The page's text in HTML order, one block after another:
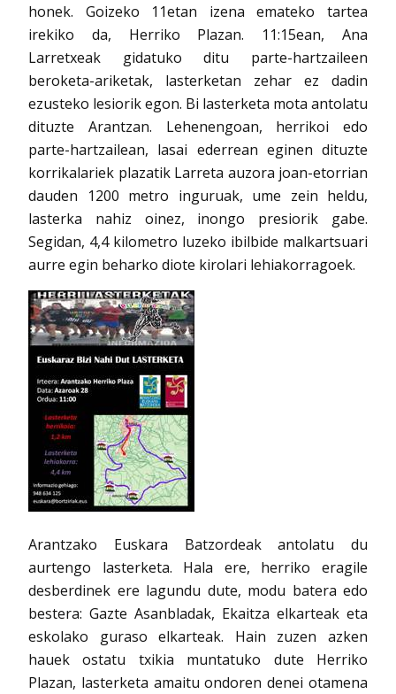
honek. Goizeko 11etan izena emateko tartea
irekiko da, Herriko Plazan. 11:15ean, Ana
Larretxeak gidatuko ditu parte-hartzaileen
beroketa-ariketak, lasterketan zehar ez dadin
ezusteko lesiorik egon. Bi lasterketa mota antolatu
dituzte Arantzan. Lehenengoan, herrikoi edo
parte-hartzailean, lasai ederrean eginen dituzte
korrikalariek plazatik Larreta auzora joan-etorrian
dauden 1200 metro inguruak, ume zein heldu,
lasterka nahiz oinez, inongo presiorik gabe.
Segidan, 4,4 kilometro luzeko ibilbide malkartsuari
aurre egin beharko diote kirolari lehiakorragoek.
Arantzako Euskara Batzordeak antolatu du
aurtengo lasterketa. Hala ere, herriko eragile
desberdinek ere lagundu dute, modu batera edo
bestera: Gazte Asanbladak, Ekaitza elkarteak eta
eskolako guraso elkarteak. Hain zuzen azken
hauek ostatu txikia muntatuko dute Herriko
Plazan, lasterketa amaitu ondoren denei otamena